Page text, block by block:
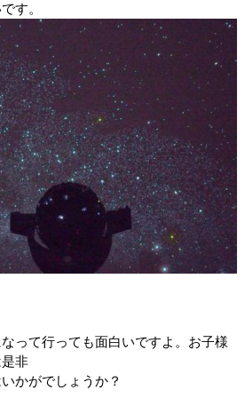
す。
って行っても面白いですよ。お子様
非
かがでしょうか？